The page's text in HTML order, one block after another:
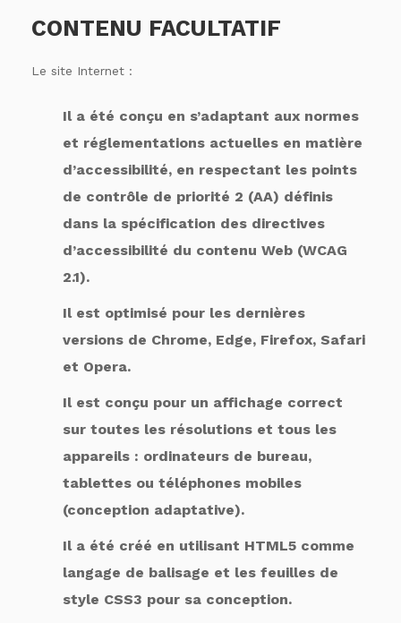
CONTENU FACULTATIF
Le site Internet :
Il a été conçu en s’adaptant aux normes
et réglementations actuelles en matière
d’accessibilité, en respectant les points
de contrôle de priorité 2 (AA) définis
dans la spécification des directives
d’accessibilité du contenu Web (WCAG
2.1).
Il est optimisé pour les dernières
versions de Chrome, Edge, Firefox, Safari
et Opera.
Il est conçu pour un affichage correct
sur toutes les résolutions et tous les
appareils : ordinateurs de bureau,
tablettes ou téléphones mobiles
(conception adaptative).
Il a été créé en utilisant HTML5 comme
langage de balisage et les feuilles de
style CSS3 pour sa conception.